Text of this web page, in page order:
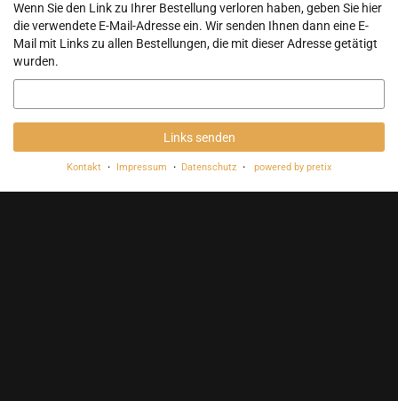
Wenn Sie den Link zu Ihrer Bestellung verloren haben, geben Sie hier
die verwendete E-Mail-Adresse ein. Wir senden Ihnen dann eine E-
Mail mit Links zu allen Bestellungen, die mit dieser Adresse getätigt
wurden.
Mail
Links senden
Kontakt Impressum Datenschutz powered by pretix